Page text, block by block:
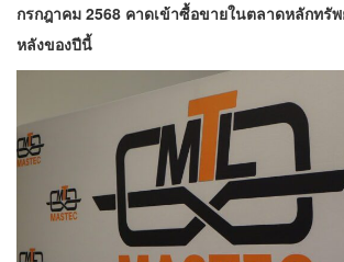
กรกฎาคม 2568 คาดเข้าซื้อขายในตลาดหลักทรั
หลังของปีนี้